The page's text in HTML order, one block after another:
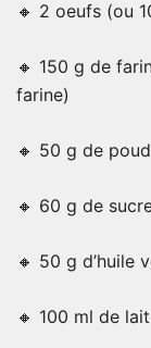
🔸 2 oeufs (ou
🔸 150 g de
farine)
🔸 50 g de
🔸 60 g de
🔸 50 g d’huile
🔸 100 ml de